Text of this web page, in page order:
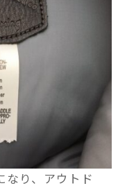
なり、アウトド